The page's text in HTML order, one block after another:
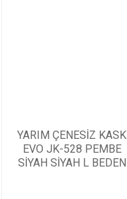
YARIM ÇENESİZ KASK
EVO JK-528 PEMBE
SİYAH SİYAH L BEDEN